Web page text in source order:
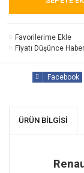
Fiyatı Düşünce
Facebook
ÜRÜN BILGISI